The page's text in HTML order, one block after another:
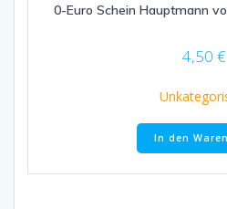
0-Euro Schein Hauptmann
4,50 €
In den